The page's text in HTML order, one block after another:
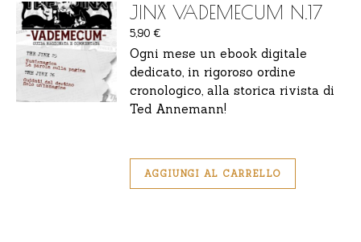
JINX VADEMECUM N.17
5,90€
Ogni mese un ebook digitale
dedicato, in rigoroso ordine
cronologico, alla storica rivista di
Ted Annemann!
AGGIUNGI AL CARRELLO